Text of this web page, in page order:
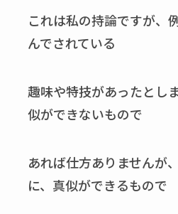
これは私の持論ですが、
んでされている
趣味や特技があったとし
似ができないもので
あれば仕方ありませんが
に、真似ができるもので